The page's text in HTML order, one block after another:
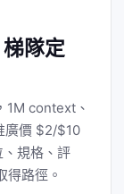
隊定
context、
廣價 $2/$10
規格、評
路徑。